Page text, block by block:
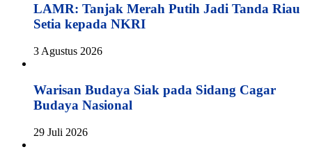
LAMR: Tanjak Merah Putih Jadi Tanda Riau
Setia kepada NKRI
3 Agustus 2026
Warisan Budaya Siak pada Sidang Cagar
Budaya Nasional
29 Juli 2026